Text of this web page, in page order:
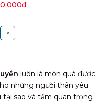
»
luôn là món quà được
những người thân yêu
tại sao và tầm quan trọng